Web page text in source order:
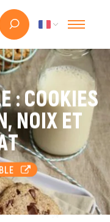
: COOKIES
NOIX ET